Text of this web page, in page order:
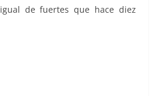
de fuertes que hace diez